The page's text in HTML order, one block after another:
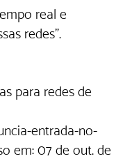
real e
redes”.
para redes de
entrada-no-
em: 07 de out. de